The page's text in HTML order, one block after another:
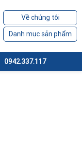
Về chúng tôi
Danh mục sản phẩm
0942.337.117